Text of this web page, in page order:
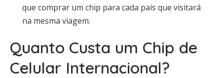
que comprar um chip para cada país que visitará
na mesma viagem.
Quanto Custa um Chip de
Celular Internacional?